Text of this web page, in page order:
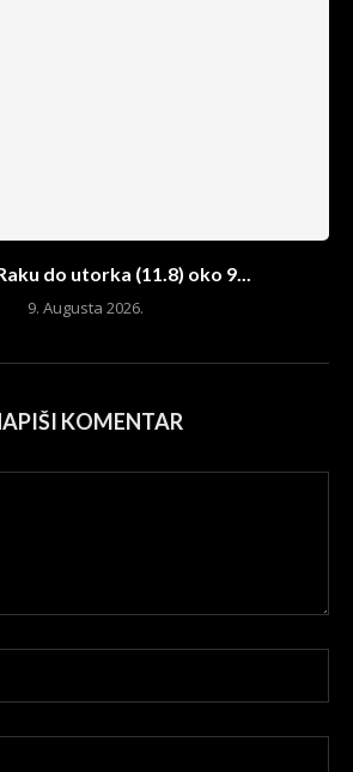
do utorka (11.8) oko 9...
9. Augusta 2026.
KOMENTAR